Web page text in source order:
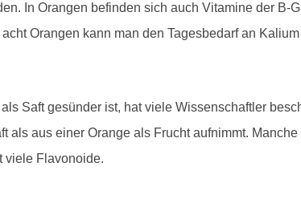
In Orangen befinden sich auch Vitamine der B-
Orangen kann man den Tagesbedarf an
Saft gesünder ist, hat viele Wissenschaftler
als aus einer Orange als Frucht aufnimmt.
viele Flavonoide.